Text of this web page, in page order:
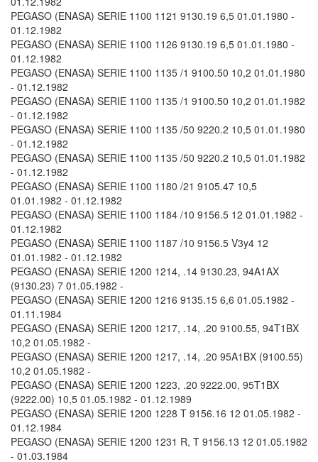
PEGASO (ENASA) SERIE 1100 1121 9130.19 6,5 01.01.1980 -
01.12.1982
PEGASO (ENASA) SERIE 1100 1126 9130.19 6,5 01.01.1980 -
01.12.1982
PEGASO (ENASA) SERIE 1100 1135 /1 9100.50 10,2 01.01.1980
- 01.12.1982
PEGASO (ENASA) SERIE 1100 1135 /1 9100.50 10,2 01.01.1982
- 01.12.1982
PEGASO (ENASA) SERIE 1100 1135 /50 9220.2 10,5 01.01.1980
- 01.12.1982
PEGASO (ENASA) SERIE 1100 1135 /50 9220.2 10,5 01.01.1982
- 01.12.1982
PEGASO (ENASA) SERIE 1100 1180 /21 9105.47 10,5
01.01.1982 - 01.12.1982
PEGASO (ENASA) SERIE 1100 1184 /10 9156.5 12 01.01.1982 -
01.12.1982
PEGASO (ENASA) SERIE 1100 1187 /10 9156.5 V3y4 12
01.01.1982 - 01.12.1982
PEGASO (ENASA) SERIE 1200 1214, .14 9130.23, 94A1AX
(9130.23) 7 01.05.1982 -
PEGASO (ENASA) SERIE 1200 1216 9135.15 6,6 01.05.1982 -
01.11.1984
PEGASO (ENASA) SERIE 1200 1217, .14, .20 9100.55, 94T1BX
10,2 01.05.1982 -
PEGASO (ENASA) SERIE 1200 1217, .14, .20 95A1BX (9100.55)
10,2 01.05.1982 -
PEGASO (ENASA) SERIE 1200 1223, .20 9222.00, 95T1BX
(9222.00) 10,5 01.05.1982 - 01.12.1989
PEGASO (ENASA) SERIE 1200 1228 T 9156.16 12 01.05.1982 -
01.12.1984
PEGASO (ENASA) SERIE 1200 1231 R, T 9156.13 12 01.05.1982
- 01.03.1984